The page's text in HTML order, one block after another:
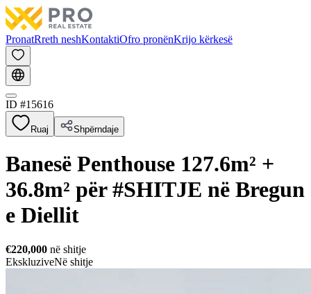
PronatRreth neshKontaktiOfro pronënKrijo kërkesë
ID #15616
Ruaj Shpërndaje
Banesë Penthouse 127.6m² +
36.8m² për #SHITJE në Bregun
e Diellit
€220,000 në shitje
EkskluziveNë shitje